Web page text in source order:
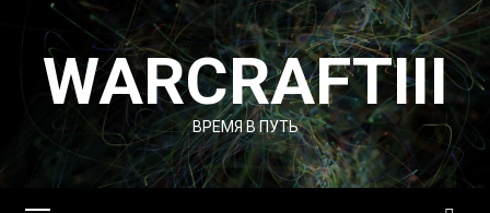
Перейти
содержимому
WARCRAFTIII
ВРЕМЯ В ПУТЬ